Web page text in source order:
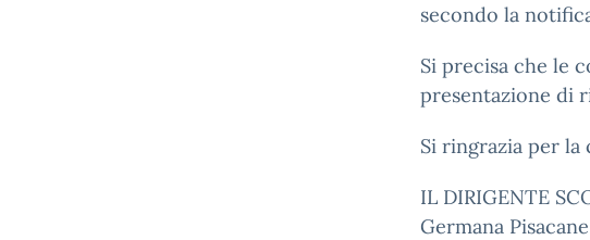
secondo la
Si precisa che le
presentazione di
Si ringrazia per la
IL DIRIGENTE
Germana Pisacane